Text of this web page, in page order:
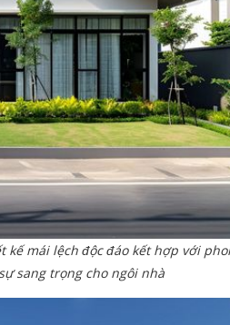
mái lệch độc đáo kết hợp với
sang trọng cho ngôi nhà